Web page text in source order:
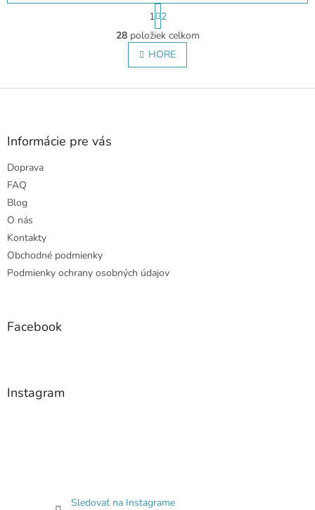
O
v
l
á
s
u
S
t
r
á
n
k
v
1 2
28položiek celkom
HORE
Z
Informácie pre vás
Doprava
FAQ
Blog
O nás
Kontakty
Obchodné podmienky
Podmienky ochrany osobných údajov
Facebook
Instagram
Sledovať na Instagrame